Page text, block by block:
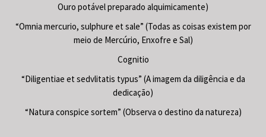
Ouro potável preparado alquimicamente)
“Omnia mercurio, sulphure et sale” (Todas as coisas existem por
meio de Mercúrio, Enxofre e Sal)
Cognitio
“Diligentiae et sedvlitatis typus” (A imagem da diligência e da
dedicação)
“Natura conspice sortem” (Observa o destino da natureza)